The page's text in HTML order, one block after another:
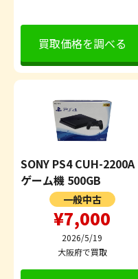
買取価格を調べる
SONY PS4 CUH-2200A
ゲーム機 500GB
一般中古
¥7,000
2026/5/19
大阪府で買取